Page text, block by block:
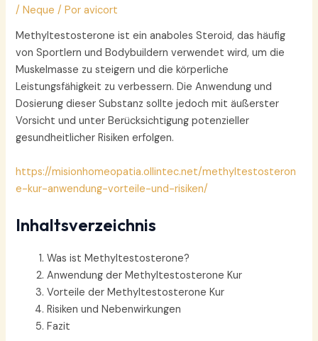
/Neque / Poravicort
Methyltestosterone ist ein anaboles Steroid, das häufig
von Sportlern und Bodybuildern verwendet wird, um die
Muskelmasse zu steigern und die körperliche
Leistungsfähigkeit zu verbessern. Die Anwendung und
Dosierung dieser Substanz sollte jedoch mit äußerster
Vorsicht und unter Berücksichtigung potenzieller
gesundheitlicher Risiken erfolgen.
https://misionhomeopatia.ollintec.net/methyltestosteron
e-kur-anwendung-vorteile-und-risiken/
Inhaltsverzeichnis
Was ist Methyltestosterone?
Anwendung der Methyltestosterone Kur
Vorteile der Methyltestosterone Kur
Risiken und Nebenwirkungen
Fazit